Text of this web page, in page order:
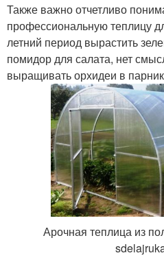
Также важно отчетливо
профессиональную теплицу
летний период вырастить
помидор для салата, нет
выращивать орхидеи в
Арочная теплица из